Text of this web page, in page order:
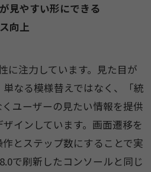
見やすい形にできる
向上
に注力しています。見た目が
なる模様替えではなく、「統
ユーザーの見たい情報を提供
インしています。画面遷移を
とステップ数にすることで実
で刷新したコンソールと同じ